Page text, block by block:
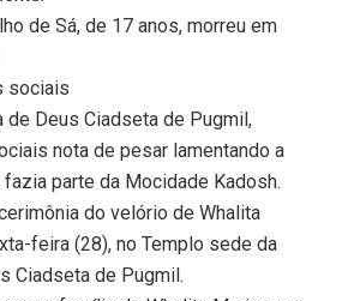
de Sá, de 17 anos, morreu em
sociais
Deus Ciadseta de Pugmil,
nota de pesar lamentando a
parte da Mocidade Kadosh.
do velório de Whalita
feira (28), no Templo sede da
Ciadseta de Pugmil.